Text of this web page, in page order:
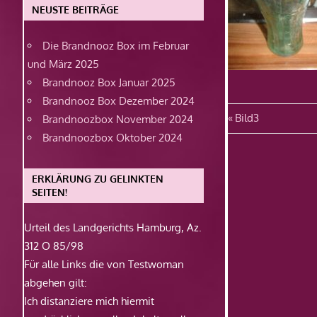
Vorheriger
Beitrag:
Bild3
NEUSTE BEITRÄGE
Die Brandnooz Box im Februar
und März 2025
Brandnooz Box Januar 2025
Brandnooz Box Dezember 2024
Brandnoozbox November 2024
Brandnoozbox Oktober 2024
ERKLÄRUNG ZU GELINKTEN
SEITEN!
Urteil des Landgerichts Hamburg, Az.
312 O 85/98
Für alle Links die von Testwoman
abgehen gilt:
Ich distanziere mich hiermit